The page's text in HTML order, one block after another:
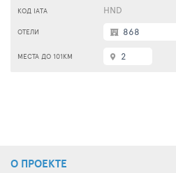
HND
868
2
О ПРОЕКТЕ